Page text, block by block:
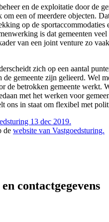
en de exploitatie door de
een of meerdere objecten.
op de
is dat gemeenten
van een joint venture zo
zich op een aantal
de gemeente zijn gelieerd. Wel
de betrokken gemeente werkt.
met het werken voor
ons in staat om flexibel met
13 dec 2019.
de website van Vastgoedsturing.
contactgegevens